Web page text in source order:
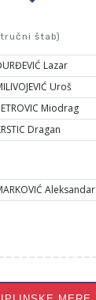
štab)
Lazar
Uroš
Miodrag
Dragan
Aleksandar